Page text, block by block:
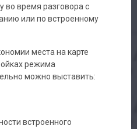
во время разговора с
или по встроенному
места на карте
режима
можно выставить:
встроенного